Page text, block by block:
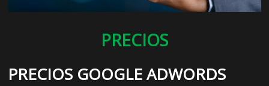
PRECIOS
PRECIOS GOOGLE ADWORDS